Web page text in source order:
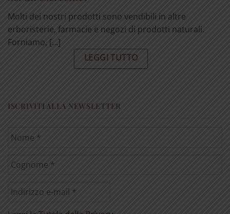
Molti dei nostri prodotti sono vendibili in altre
erboristerie, farmacie e negozi di prodotti naturali.
Forniamo, [...]
LEGGI TUTTO
ISCRIVITI ALLA NEWSLETTER